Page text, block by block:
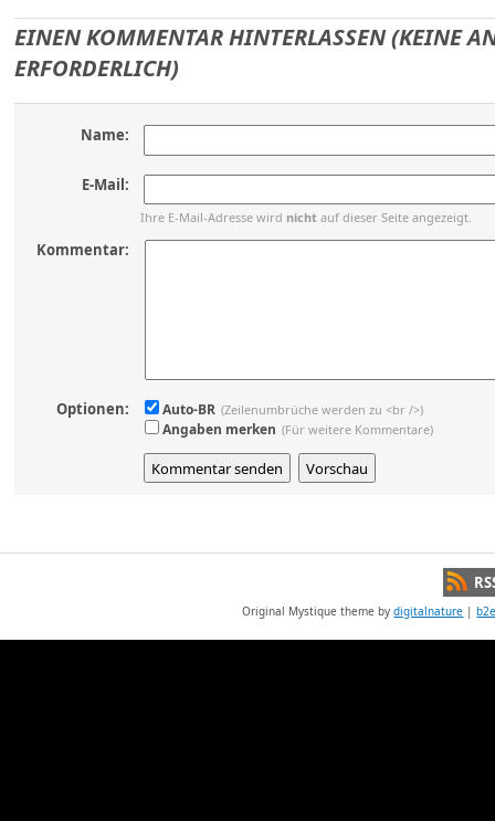
EINEN KOMMENTAR HINTERLASSEN (KEINE
ERFORDERLICH)
Name:
E-Mail:
Ihre E-Mail-Adresse wird nicht auf dieser Seite angezeigt.
Kommentar:
Optionen: Auto-BR (Zeilenumbrüche werden zu <br />)
Angaben merken (Für weitere Kommentare)
Original Mystique theme bydigitalnature |